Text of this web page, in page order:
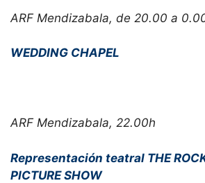
ARF Mendizabala, de 20.00 a
WEDDING CHAPEL
ARF Mendizabala, 22.00h
Representación teatral THE
PICTURE SHOW